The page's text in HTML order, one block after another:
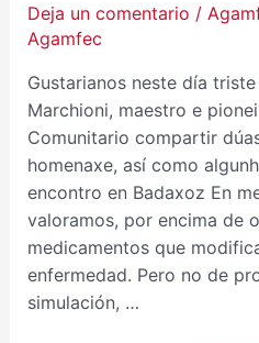
Deja un comentario /
Agamfec
Gustarianos neste día
Marchioni, maestro e
Comunitario compartir
homenaxe, así como
encontro en Badaxoz En
valoramos, por encima de
medicamentos que
enfermedad. Pero no de
simulación, …